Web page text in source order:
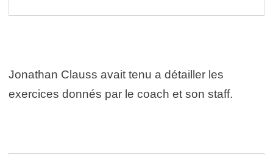
Jonathan Clauss avait tenu a détailler les
exercices donnés par le coach et son staff.